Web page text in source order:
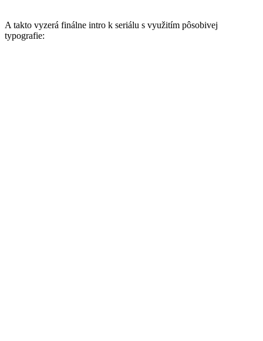
A takto vyzerá finálne intro k seriálu s využitím pôsobivej
typografie: